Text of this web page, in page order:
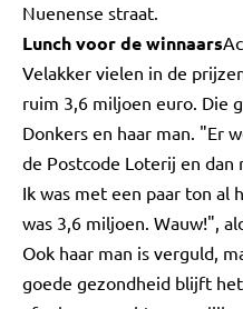
Nuenense straat.
Lunch voor de winnaars
Velakker vielen in de
ruim 3,6 miljoen euro. Die
Donkers en haar man. "Er
de Postcode Loterij en dan
Ik was met een paar ton al
was 3,6 miljoen. Wauw!",
Ook haar man is verguld,
goede gezondheid blijft